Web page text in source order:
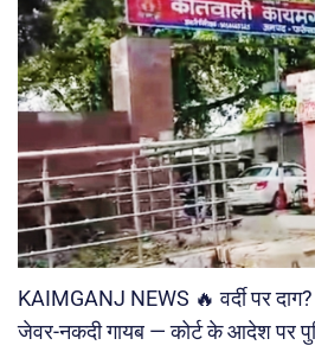
KAIMGANJ NEWS 🔥 वर्दी पर
जेवर-नकदी गायब — कोर्ट के आदेश पर